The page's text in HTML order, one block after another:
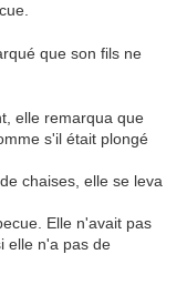
que son fils ne
elle remarqua que
s'il était plongé
chaises, elle se leva
Elle n'avait pas
elle n'a pas de